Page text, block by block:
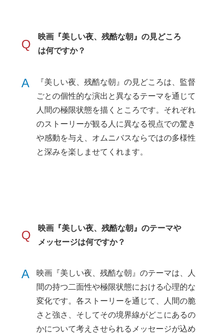
Q
映画『美しい夜、残酷な朝』の見どころ
は何ですか？
A
『美しい夜、残酷な朝』の見どころは、監督
ごとの個性的な演出と異なるテーマを通じて
人間の極限状態を描くところです。それぞれ
のストーリーが観る人に異なる視点での驚き
や感動を与え、オムニバスならではの多様性
と深みを楽しませてくれます。
Q
映画『美しい夜、残酷な朝』のテーマや
メッセージは何ですか？
A
映画『美しい夜、残酷な朝』のテーマは、人
間の持つ二面性や極限状態における心理的な
変化です。各ストーリーを通じて、人間の脆
さと強さ、そしてその境界線がどこにあるの
かについて考えさせられるメッセージが込め